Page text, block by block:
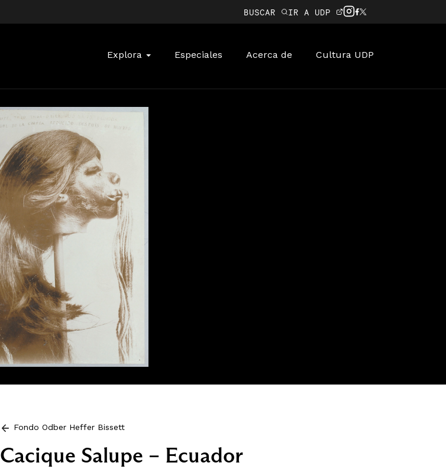
BUSCAR IR A UDP
Explora Especiales Acerca de Cultura UDP
Fondo Odber Heffer Bissett
Cacique Salupe – Ecuador